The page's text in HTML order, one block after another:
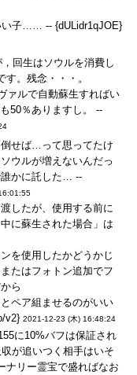
い子…… -- {dULidr1qJOE}
回生はソウルを消費し
。残念・・・。
ァルで自動蘇生すればい
50％ありますし。 --
せば…って思ってたけ
ウルが増えないんだっ
かに託した… --
したが、使用する前に
に蘇生された場合」は
を使用したかどうかじ
たはフォトン追加でフ
ら
ペア組ませるのがいい
v2} 2021-12-23 (木) 16:48:24
に10%バフは保証され
が追いつく相手はいそ
ナリー霊宝で盛ればなお